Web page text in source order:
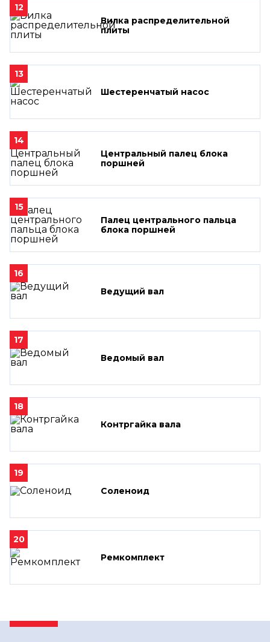
12
Вилка распределительной
плиты
13
Шестеренчатый насос
14
Центральный палец блока
поршней
15
Палец центрального пальца
блока поршней
16
Ведущий вал
17
Ведомый вал
18
Контргайка вала
19
Соленоид
20
Ремкомплект